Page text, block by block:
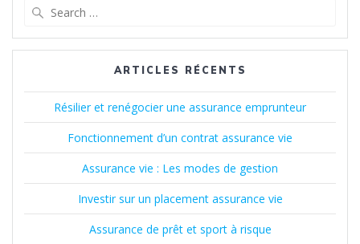
ARTICLES RÉCENTS
Résilier et renégocier une assurance emprunteur
Fonctionnement d’un contrat assurance vie
Assurance vie : Les modes de gestion
Investir sur un placement assurance vie
Assurance de prêt et sport à risque